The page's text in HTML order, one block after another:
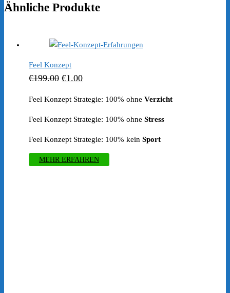
Ähnliche Produkte
Feel Konzept
€199.00 Ursprünglicher
war:
€199.00
€1.00Aktueller
ist:
€1.00.
Feel Konzept Strategie: 100% ohne Verzicht
Feel Konzept Strategie: 100% ohne Stress
Feel Konzept Strategie: 100% kein Sport
MEHR ERFAHREN